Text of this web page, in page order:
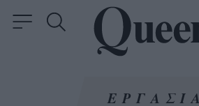
ΕΡΓΑΣΙΑ